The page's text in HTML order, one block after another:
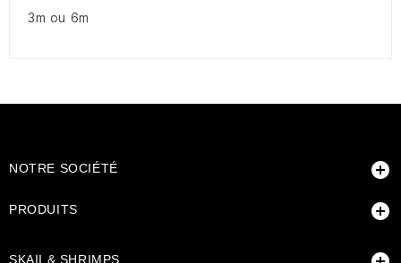
3m ou 6m
NOTRE SOCIÉTÉ 
PRODUITS 
SKAII & SHRIMPS